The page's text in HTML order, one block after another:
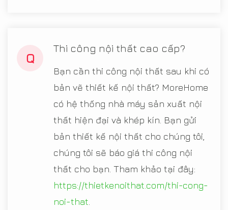
Q
Thi công nội thất cao cấp?
Bạn cần thi công nội thất sau khi có
bản vẽ thiết kế nội thất? MoreHome
có hệ thống nhà máy sản xuất nội
thất hiện đại và khép kín. Bạn gửi
bản thiết kế nội thất cho chúng tôi,
chúng tôi sẽ báo giá thi công nội
thất cho bạn. Tham khảo tại đây:
https://thietkenoithat.com/thi-cong-
noi-that